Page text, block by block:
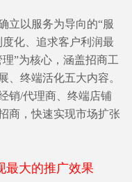
立以服务为导向的“服
化、追求客户利润最
”为核心，涵盖招商工
、终端活化五大内容。
销/代理商、终端店铺
商，快速实现市场扩张
最大的推广效果